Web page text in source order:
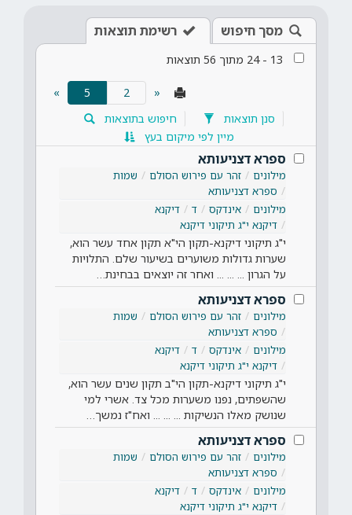
מסך חיפוש רשימת תוצאות
13
-
24 מתוך 56 תוצאות
«
5
(current)
»
סנן תוצאות
חיפוש בתוצאות
מיין לפי מיקום בעץ
ספרא דצניעותא
מילונים זהר עם פירוש הסולם
שמות
ספרא דצניעותא
מילונים
אינדקס ד
דיקנא
דיקנא י"ג תיקוני דיקנא
י"ג תיקוני דיקנא-תקון הי"א תקון אחד עשר הוא,
שערות גדולות משוערים בשיעור שלם. התלויות
על הגרון ... ... ... ואחר זה יוצאים בבחינת…
ספרא דצניעותא
מילונים זהר עם פירוש הסולם
שמות
ספרא דצניעותא
מילונים
אינדקס ד
דיקנא
דיקנא י"ג תיקוני דיקנא
י"ג תיקוני דיקנא-תקון הי"ב תקון שנים עשר הוא,
שהשפתים, נפנו משערות מכל צד. אשרי למי
שנושק מאלו הנשיקות ... ... ... ואח"ז נמשך…
ספרא דצניעותא
מילונים זהר עם פירוש הסולם
שמות
ספרא דצניעותא
מילונים
אינדקס ד
דיקנא
דיקנא י"ג תיקוני דיקנא